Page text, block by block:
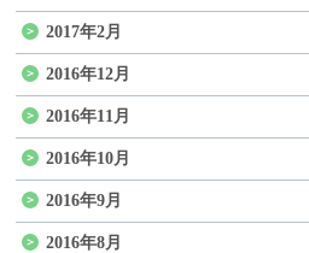
2017年2月
2016年12月
2016年11月
2016年10月
2016年9月
2016年8月